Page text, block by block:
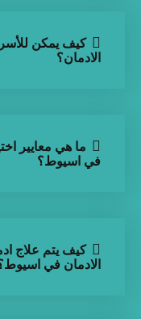
كيف يمكن
الادمان؟
ما هي معايير
في اسيوط؟
كيف يتم علاج
الادمان في